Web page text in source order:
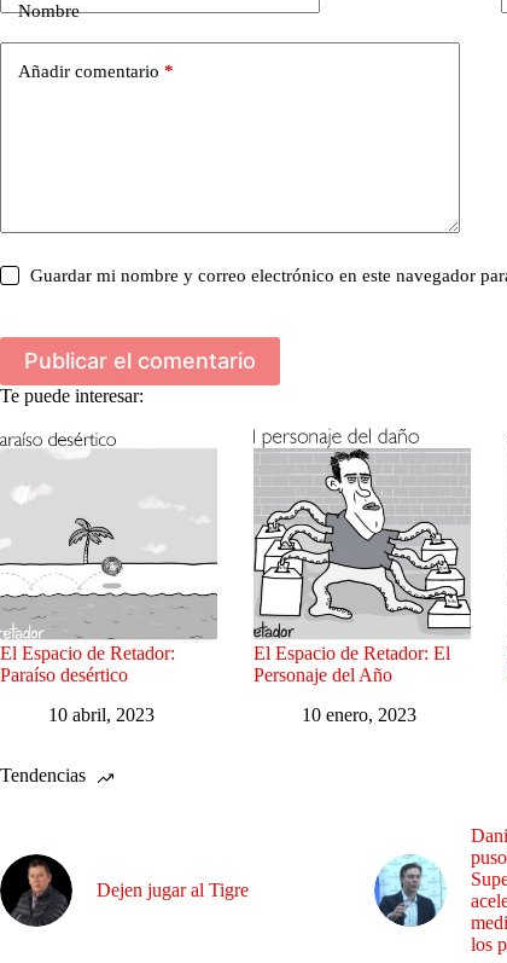
Nombre
Añadir comentario *
Guardar mi nombre y correo electrónico en este navegador
Publicar el comentario
Te puede interesar:
El Espacio de Retador:
Paraíso desértico
10 abril, 2023
El Espacio de Retador: El
Personaje del Año
10 enero, 2023
Tendencias
Dejen jugar al Tigre
los